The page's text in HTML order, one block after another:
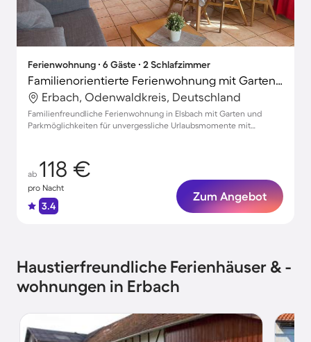
Ferienwohnung ∙ 6 Gäste ∙ 2 Schlafzimmer
Familienorientierte Ferienwohnung mit Garten und Terrasse | Haustiere sind willkommen
Erbach, Odenwaldkreis, Deutschland
Familienfreundliche Ferienwohnung in Elsbach mit Garten und
Parkmöglichkeiten für unvergessliche Urlaubsmomente mit
ab 118 €
pro Nacht
3.4
Zum Angebot
Haustierfreundliche Ferienhäuser & -
wohnungen in Erbach